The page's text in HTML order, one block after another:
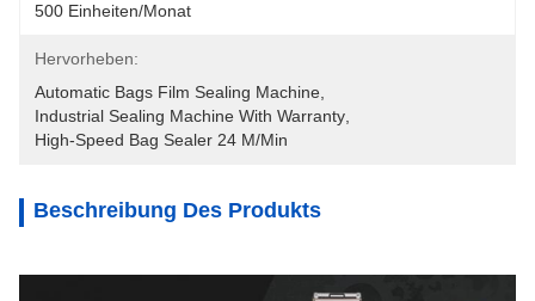
500 Einheiten/Monat
Hervorheben:
Automatic Bags Film Sealing Machine
Industrial Sealing Machine With Warranty
High-Speed Bag Sealer 24 M/min
Beschreibung Des Produkts